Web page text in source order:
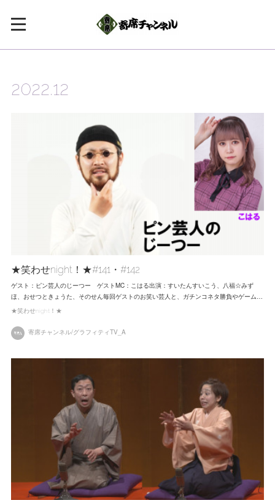
2022.12
★笑わせnight！★#141・#142
ゲスト：ピン芸人のじーつー ゲストMC：こはる出演：すいたんすいこう、八福☆みず
ほ、おせつときょうた、そのせん毎回ゲストのお笑い芸人と、ガチンコネタ勝負やゲーム…
★笑わせnight！★
寄席チャンネル/グラフィティTV_A